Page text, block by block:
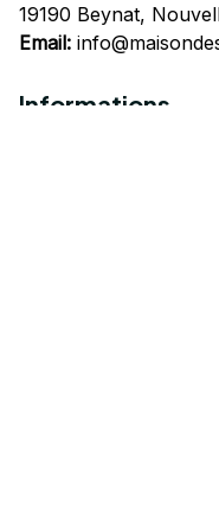
19190 Beynat,
Email:
Informations